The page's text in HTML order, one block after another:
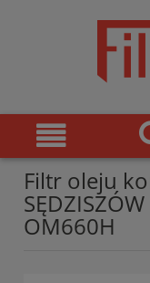
Filtr oleju
OM660H